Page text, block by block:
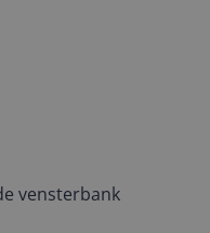
vensterbank